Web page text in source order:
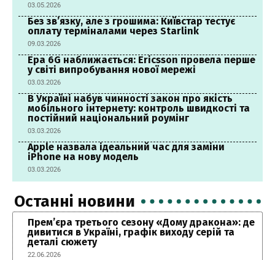
03.05.2026
Без зв’язку, але з грошима: Київстар тестує
оплату терміналами через Starlink
09.03.2026
Ера 6G наближається: Ericsson провела перше
у світі випробування нової мережі
03.03.2026
В Україні набув чинності закон про якість
мобільного інтернету: контроль швидкості та
постійний національний роумінг
03.03.2026
Apple назвала ідеальний час для заміни
iPhone на нову модель
03.03.2026
Останні новини
Прем’єра третього сезону «Дому дракона»: де
дивитися в Україні, графік виходу серій та
деталі сюжету
22.06.2026